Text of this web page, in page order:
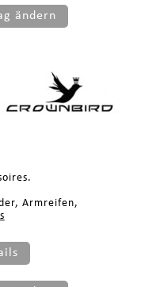
ändern
Armreifen,